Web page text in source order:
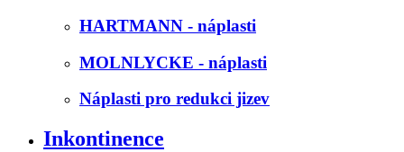
HARTMANN - náplasti
MOLNLYCKE - náplasti
Náplasti pro redukci jizev
Inkontinence